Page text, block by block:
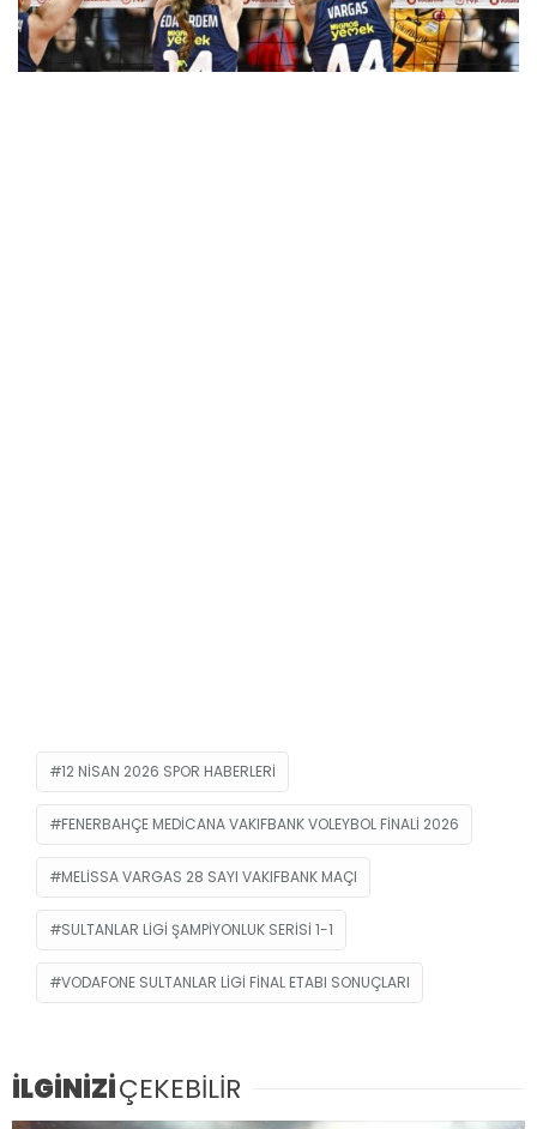
12 NISAN 2026 SPOR HABERLERI
FENERBAHÇE MEDICANA VAKIFBANK VOLEYBOL FINALI 2026
MELISSA VARGAS 28 SAYI VAKIFBANK MAÇI
SULTANLAR LIGI ŞAMPIYONLUK SERISI 1-1
VODAFONE SULTANLAR LIGI FINAL ETABI SONUÇLARI
İLGİNİZİÇEKEBİLİR